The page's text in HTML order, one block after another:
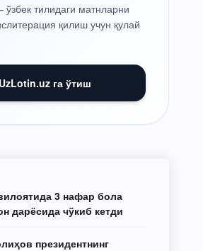
тилидаги матнларни
қилиш учун қулай
UzLotin.uz га ўтиш
3 нафар бола
дарёсида чўкиб кетди
президентнинг